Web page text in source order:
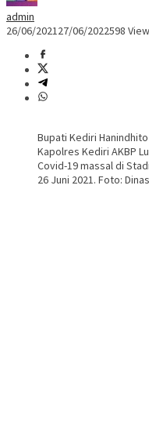
admin
26/06/202127/06/2022598
Bupati Kediri
Kapolres Kediri AKBP
Covid-19 massal di
26 Juni 2021. Foto: